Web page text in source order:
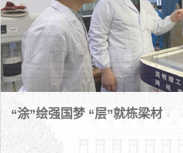
“涂”绘强国梦 “层”就栋梁材